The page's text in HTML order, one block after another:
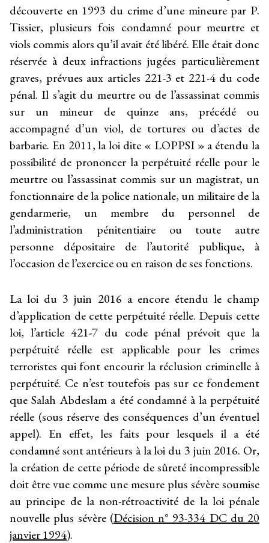
découverte en 1993 du crime d’une mineure par P.
Tissier, plusieurs fois condamné pour meurtre et
viols commis alors qu’il avait été libéré. Elle était donc
réservée à deux infractions jugées particulièrement
graves, prévues aux articles 221-3 et 221-4 du code
pénal. Il s’agit du meurtre ou de l’assassinat commis
sur un mineur de quinze ans, précédé ou
accompagné d’un viol, de tortures ou d’actes de
barbarie. En 2011, la loi dite « LOPPSI » a étendu la
possibilité de prononcer la perpétuité réelle pour le
meurtre ou l’assassinat commis sur un magistrat, un
fonctionnaire de la police nationale, un militaire de la
gendarmerie, un membre du personnel de
l’administration pénitentiaire ou toute autre
personne dépositaire de l’autorité publique, à
l’occasion de l’exercice ou en raison de ses fonctions.
La loi du 3 juin 2016 a encore étendu le champ
d’application de cette perpétuité réelle. Depuis cette
loi, l’article 421-7 du code pénal prévoit que la
perpétuité réelle est applicable pour les crimes
terroristes qui font encourir la réclusion criminelle à
perpétuité. Ce n’est toutefois pas sur ce fondement
que Salah Abdeslam a été condamné à la perpétuité
réelle (sous réserve des conséquences d’un éventuel
appel). En effet, les faits pour lesquels il a été
condamné sont antérieurs à la loi du 3 juin 2016. Or,
la création de cette période de sûreté incompressible
doit être vue comme une mesure plus sévère soumise
au principe de la non-rétroactivité de la loi pénale
nouvelle plus sévère (Décision n° 93-334 DC du 20
janvier 1994).